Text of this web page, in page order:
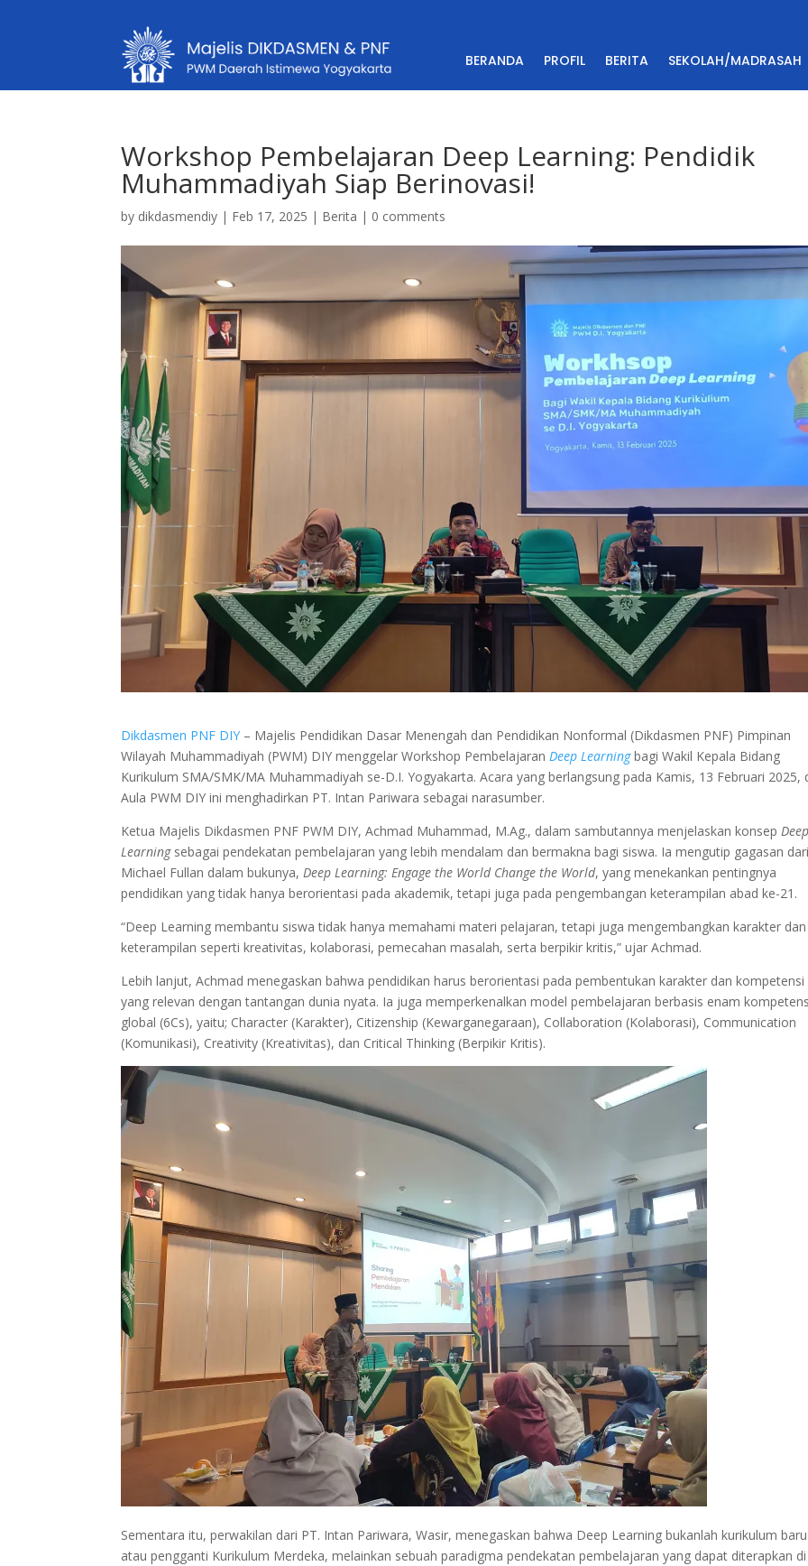
BERANDA PROFIL BERITA SEKOLAH/MADRASAH
Workshop Pembelajaran Deep Learning: Pendidik
Muhammadiyah Siap Berinovasi!
by dikdasmendiy | Feb 17, 2025 | Berita | 0 comments
Dikdasmen PNF DIY – Majelis Pendidikan Dasar Menengah dan Pendidikan Nonformal (Dikdasmen PNF) Pimpinan
Wilayah Muhammadiyah (PWM) DIY menggelar Workshop Pembelajaran Deep Learningbagi Wakil Kepala Bidang
Kurikulum SMA/SMK/MA Muhammadiyah se-D.I. Yogyakarta. Acara yang berlangsung pada Kamis, 13 Februari 2025,
Aula PWM DIY ini menghadirkan PT. Intan Pariwara sebagai narasumber.
Ketua Majelis Dikdasmen PNF PWM DIY, Achmad Muhammad, M.Ag., dalam sambutannya menjelaskan konsep
Learningsebagai pendekatan pembelajaran yang lebih mendalam dan bermakna bagi siswa. Ia mengutip gagasan
Michael Fullan dalam bukunya, Deep Learning: Engage the World Change the World, yang menekankan pentingnya
pendidikan yang tidak hanya berorientasi pada akademik, tetapi juga pada pengembangan keterampilan abad ke-21.
“Deep Learning membantu siswa tidak hanya memahami materi pelajaran, tetapi juga mengembangkan karakter dan
keterampilan seperti kreativitas, kolaborasi, pemecahan masalah, serta berpikir kritis,” ujar Achmad.
Lebih lanjut, Achmad menegaskan bahwa pendidikan harus berorientasi pada pembentukan karakter dan kompetensi
yang relevan dengan tantangan dunia nyata. Ia juga memperkenalkan model pembelajaran berbasis enam
global (6Cs), yaitu; Character (Karakter), Citizenship (Kewarganegaraan), Collaboration (Kolaborasi), Communication
(Komunikasi), Creativity (Kreativitas), dan Critical Thinking (Berpikir Kritis).
Sementara itu, perwakilan dari PT. Intan Pariwara, Wasir, menegaskan bahwa Deep Learning bukanlah kurikulum baru
atau pengganti Kurikulum Merdeka, melainkan sebuah paradigma pendekatan pembelajaran yang dapat diterapkan di